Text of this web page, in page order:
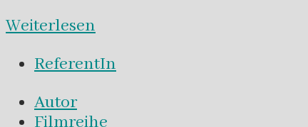
Weiterlesen
ReferentIn
Autor
Filmreihe